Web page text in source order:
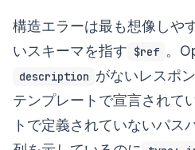
構造エラーは最も想像しや
いスキーマを指す $ref 。
description がないレスポ
テンプレートで宣言されて
トで定義されていないパス